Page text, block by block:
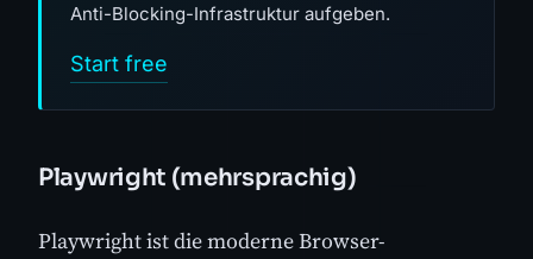
Anti-Blocking-Infrastruktur aufgeben.
Start free
Playwright (mehrsprachig)
Playwright ist die moderne Browser-